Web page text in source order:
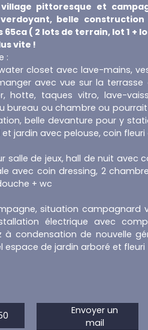
pittoresque et
belle
65ca ( 2 lots de terrain, lot 1 +
vite !
:
closet avec lave-mains,
avec vue sur la terrasse
hotte, taques vitro, lave-
bureau ou chambre ou
belle devanture pour y
jardin avec pelouse, coin fleuri
salle de jeux, hall de nuit avec
avec coin dressing, 2
+ wc
situation campagnard
électrique avec
à condensation de nouvelle
espace de jardin arboré et
Envoyer un
mail